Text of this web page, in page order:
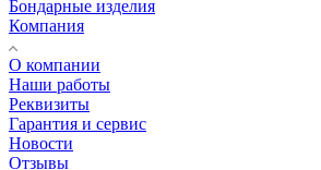
Бондарные изделия
Компания
О компании
Наши работы
Реквизиты
Гарантия и сервис
Новости
Отзывы